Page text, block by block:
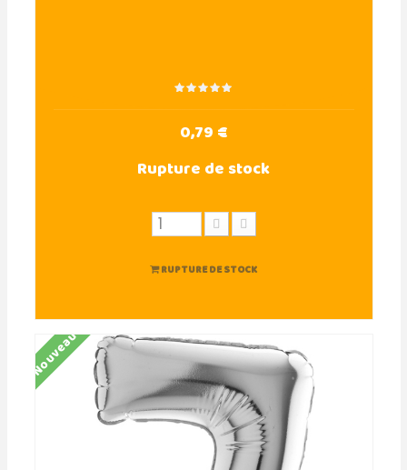
0,79 €
Rupture de stock
RUPTURE DE STOCK
Nouveau